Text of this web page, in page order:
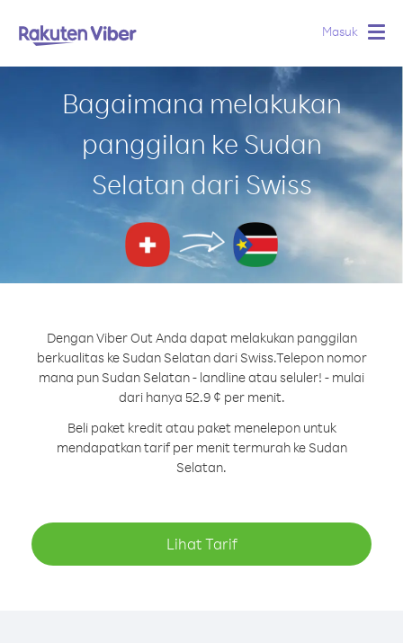
Masuk
Bagaimana melakukan
panggilan ke Sudan
Selatan dari Swiss
Dengan Viber Out Anda dapat melakukan panggilan
berkualitas ke Sudan Selatan dari Swiss.Telepon nomor
mana pun Sudan Selatan - landline atau seluler! - mulai
dari hanya 52.9 ¢ per menit.
Beli paket kredit atau paket menelepon untuk
mendapatkan tarif per menit termurah ke Sudan
Selatan.
Lihat Tarif